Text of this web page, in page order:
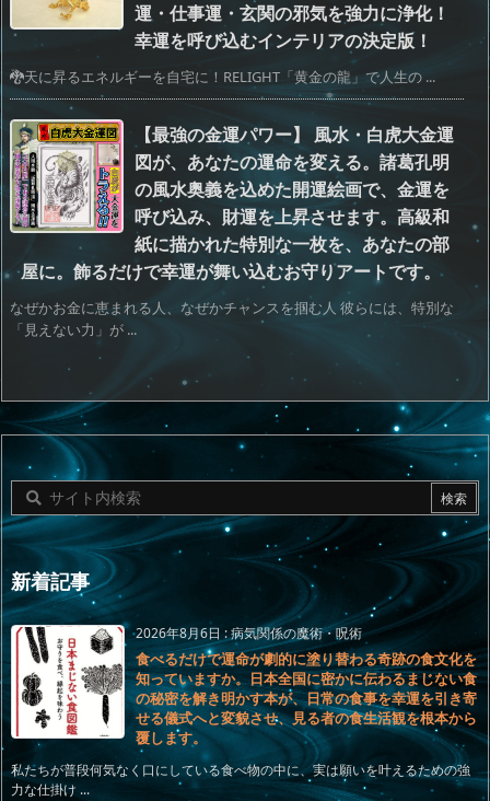
運・仕事運・玄関の邪気を強力に浄化！
幸運を呼び込むインテリアの決定版！
🐉天に昇るエネルギーを自宅に！RELIGHT「黄金の龍」で人生の ...
【最強の金運パワー】 風水・白虎大金運
図が、あなたの運命を変える。諸葛孔明
の風水奥義を込めた開運絵画で、金運を
呼び込み、財運を上昇させます。高級和
紙に描かれた特別な一枚を、あなたの部
屋に。飾るだけで幸運が舞い込むお守りアートです。
なぜかお金に恵まれる人、なぜかチャンスを掴む人 彼らには、特別な
「見えない力」が ...
新着記事
2026年8月6日 :病気関係の魔術・呪術
食べるだけで運命が劇的に塗り替わる奇跡の食文化を
知っていますか。日本全国に密かに伝わるまじない食
の秘密を解き明かす本が、日常の食事を幸運を引き寄
せる儀式へと変貌させ、見る者の食生活観を根本から
覆します。
私たちが普段何気なく口にしている食べ物の中に、実は願いを叶えるための強
力な仕掛け ...